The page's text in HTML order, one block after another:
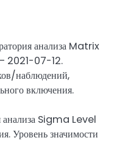
анализа Matrix
2021-07-12.
наблюдений,
включения.
анализа Sigma Level
Уровень значимости